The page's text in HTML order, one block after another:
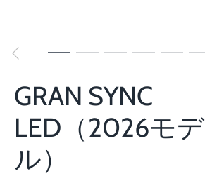
GRAN SYNC
LED（2026モデ
ル）